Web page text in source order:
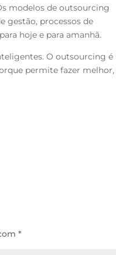
modelos de outsourcing
gestão, processos de
hoje e para amanhã.
O outsourcing é
permite fazer melhor,
*